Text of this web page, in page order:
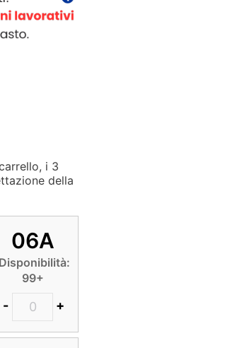
i 3
della
06A
Disponibilità:
99+
- +